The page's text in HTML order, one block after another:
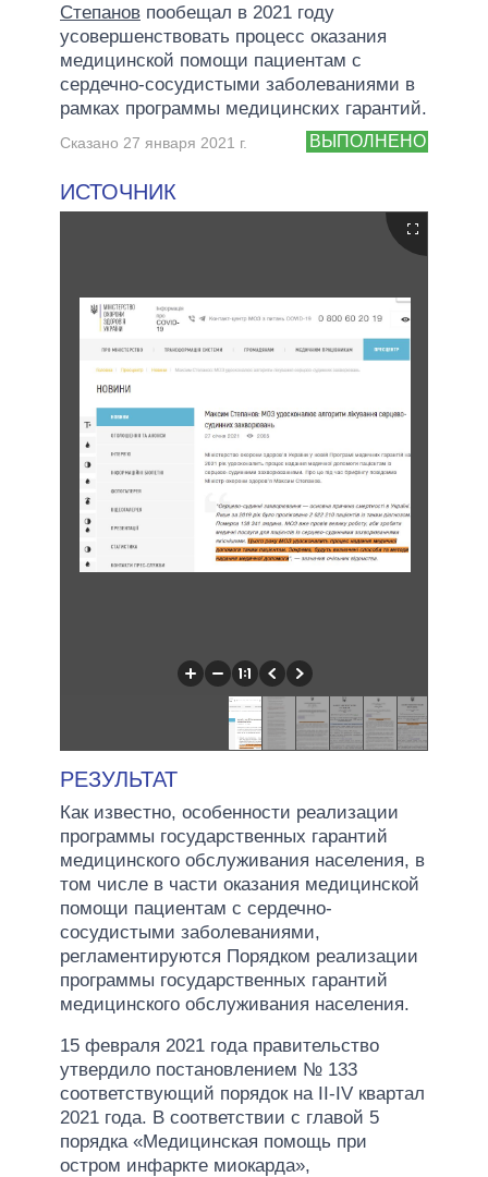
Степанов пообещал в 2021 году
усовершенствовать процесс оказания
медицинской помощи пациентам с
сердечно-сосудистыми заболеваниями в
рамках программы медицинских гарантий.
ВЫПОЛНЕНО
Сказано 27 января 2021 г.
ИСТОЧНИК
РЕЗУЛЬТАТ
Как известно, особенности реализации
программы государственных гарантий
медицинского обслуживания населения, в
том числе в части оказания медицинской
помощи пациентам с сердечно-
сосудистыми заболеваниями,
регламентируются Порядком реализации
программы государственных гарантий
медицинского обслуживания населения.
15 февраля 2021 года правительство
утвердило постановлением № 133
соответствующий порядок на II-IV квартал
2021 года. В соответствии с главой 5
порядка «Медицинская помощь при
остром инфаркте миокарда»,